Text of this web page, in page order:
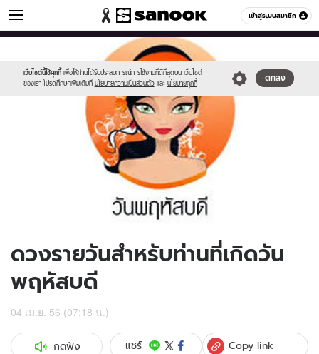
เข้าสู่ระบบสมาชิก
ดูดวง หมวดอื่นๆ
เว็บไซต์นี้ใช้คุกกี้ เพื่อให้ท่านได้รับประสบการณ์การใช้งานที่ดีที่สุดบน เว็บไซต์
ของเรา โปรดศึกษาเพิ่มเติมที่ นโยบายความเป็นส่วนตัว และ นโยบายคุกกี้
ตกลง
//s.isanook.com/sr/0/images/logo-
sanook.png
//s.isanook.com/ho/0/ud/8/43869/170-
ดวงรายวันสำหรับท่านที่เกิดวัน
พฤหัสบดี
04 เม.ย. 56 (07:18 น.)
กดฟัง แชร์ Copy link